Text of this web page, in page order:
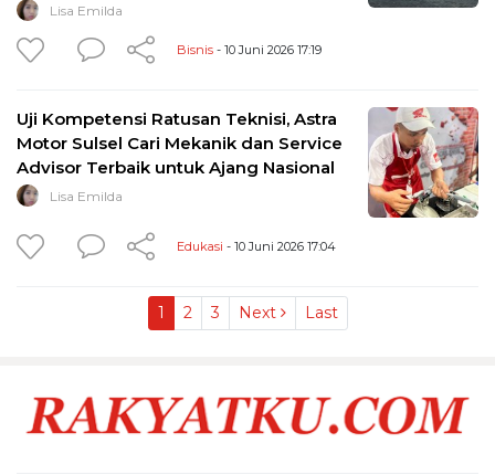
Lisa Emilda
Bisnis - 10 Juni 2026 17:19
Uji Kompetensi Ratusan Teknisi, Astra
Motor Sulsel Cari Mekanik dan Service
Advisor Terbaik untuk Ajang Nasional
Lisa Emilda
Edukasi - 10 Juni 2026 17:04
1 2 3 Next Last